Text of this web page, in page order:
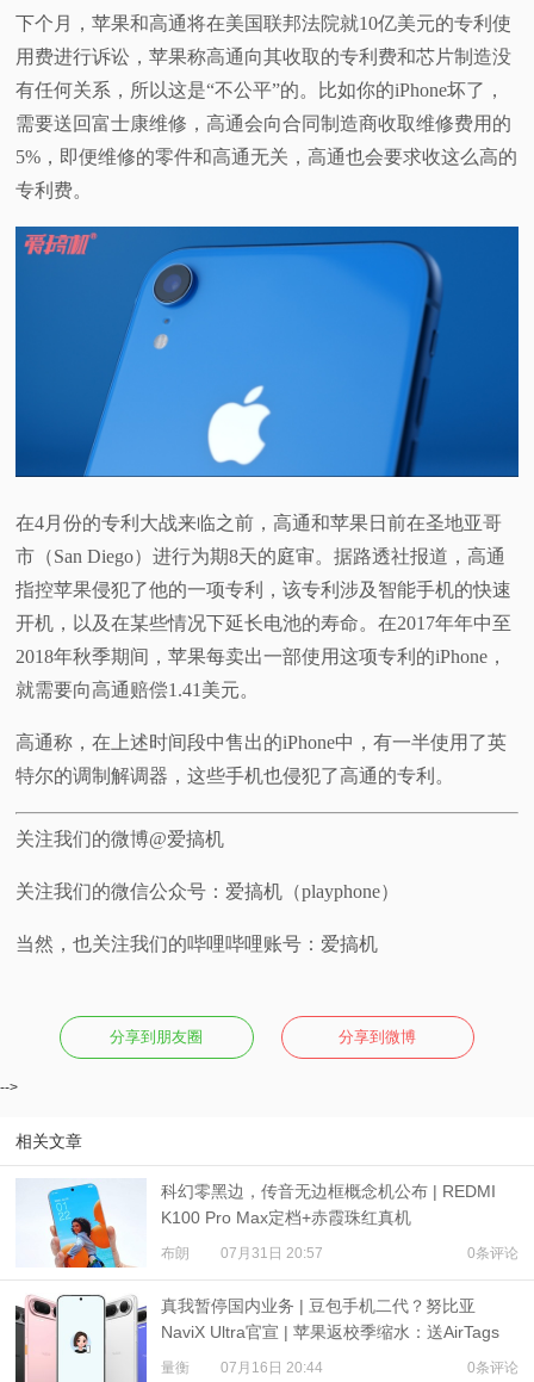
下个月，苹果和高通将在美国联邦法院就10亿美元的专利使
用费进行诉讼，苹果称高通向其收取的专利费和芯片制造没
有任何关系，所以这是“不公平”的。比如你的iPhone坏了，
需要送回富士康维修，高通会向合同制造商收取维修费用的
5%，即便维修的零件和高通无关，高通也会要求收这么高的
专利费。
在4月份的专利大战来临之前，高通和苹果日前在圣地亚哥
市（San Diego）进行为期8天的庭审。据路透社报道，高通
指控苹果侵犯了他的一项专利，该专利涉及智能手机的快速
开机，以及在某些情况下延长电池的寿命。在2017年年中至
2018年秋季期间，苹果每卖出一部使用这项专利的iPhone，
就需要向高通赔偿1.41美元。
高通称，在上述时间段中售出的iPhone中，有一半使用了英
特尔的调制解调器，这些手机也侵犯了高通的专利。
关注我们的微博@爱搞机
关注我们的微信公众号：爱搞机（playphone）
当然，也关注我们的哔哩哔哩账号：爱搞机
分享到朋友圈 分享到微博
-->
相关文章
科幻零黑边，传音无边框概念机公布 | REDMI
K100 Pro Max定档+赤霞珠红真机
布朗 07月31日 20:57 0条评论
真我暂停国内业务 | 豆包手机二代？努比亚
NaviX Ultra官宣 | 苹果返校季缩水：送AirTags
量衡 07月16日 20:44 0条评论